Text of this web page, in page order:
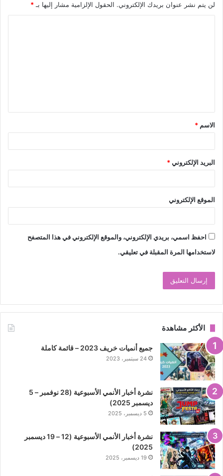
لن يتم نشر عنوان بريدك الإلكتروني. الحقول الإلزامية مشار إليها بـ*
ق
*
الاسم *
البريد الإلكتروني*
الموقع الإلكتروني
احفظ اسمي، بريدي الإلكتروني، والموقع الإلكتروني في هذا المتصفح
لاستخدامها المرة المقبلة في تعليقي.
الأكثر مشاهدة
جميع أنميات خريف 2023 – قائمة كاملة
24 سبتمبر، 2023
نشرة أخبار الأنمي الأسبوعية (28 نوفمبر – 5
ديسمبر 2025)
5 ديسمبر، 2025
نشرة أخبار الأنمي الأسبوعية (12 – 19 ديسمبر
2025)
19 ديسمبر، 2025